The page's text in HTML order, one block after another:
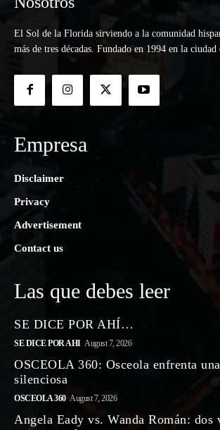
El Sol de la Florida sirviendo a la comunidad
más de tres décadas. Fundado en 1994 en la
Empresa
Disclaimer
Privacy
Advertisement
Contact us
Las que debes leer
SE DICE POR AHÍ…
SE DICE POR AHI August 7, 2026
OSCEOLA 360: Osceola enfrenta
silenciosa
OSCEOLA 360 August 7, 2026
Angela Eady vs. Wanda Román: dos